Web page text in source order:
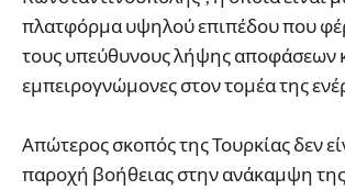
πλατφόρμα υψηλού επιπέδου που
τους υπεύθυνους λήψης αποφάσεων
εμπειρογνώμονες στον τομέα της
Απώτερος σκοπός της Τουρκίας δεν
παροχή βοήθειας στην ανάκαμψη